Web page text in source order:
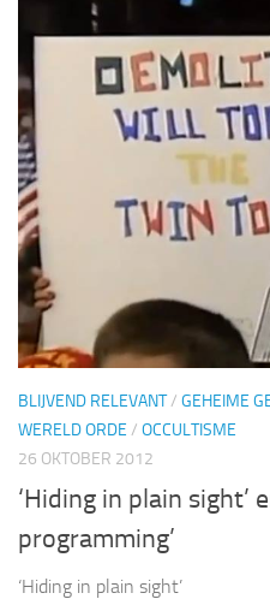
BLIJVEND RELEVANT/ GEHEIME
WERELD ORDE / OCCULTISME
26 OKTOBER 2012
‘Hiding in plain sight’
programming’
‘Hiding in plain sight’